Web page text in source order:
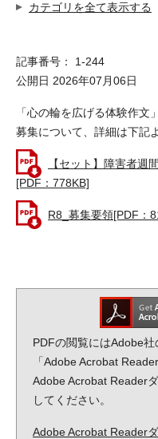
カテゴリを全て表示する
記事番号： 1-244
公開日 2026年07月06日
「心の輪を広げる体験作文
募集について、詳細は下記
【セット】障害者週
[PDF：778KB]
R8_募集要領[PDF：
PDFの閲覧にはAdobe
「Adobe Acrobat
Adobe Acrobat Reader
してください。
Adobe Acrobat Reader